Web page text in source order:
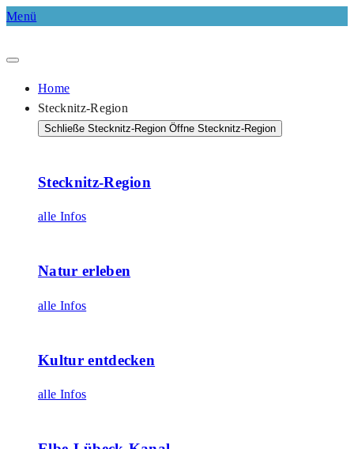
Menü
Home
Stecknitz-Region
Schließe Stecknitz-Region Öffne Stecknitz-Region
Stecknitz-Region
alle Infos
Natur erleben
alle Infos
Kultur entdecken
alle Infos